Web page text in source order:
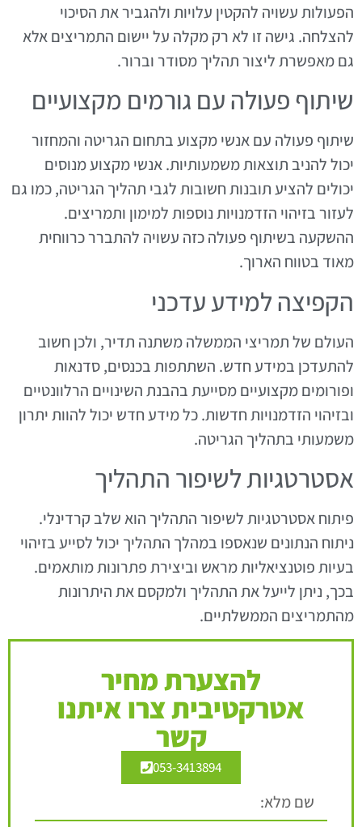
הפעולות עשויה להקטין עלויות ולהגביר את הסיכוי
להצלחה. גישה זו לא רק מקלה על יישום התמריצים אלא
גם מאפשרת ליצור תהליך מסודר וברור.
שיתוף פעולה עם גורמים מקצועיים
שיתוף פעולה עם אנשי מקצוע בתחום הגריטה והמחזור
יכול להניב תוצאות משמעותיות. אנשי מקצוע מנוסים
יכולים להציע תובנות חשובות לגבי תהליך הגריטה, כמו גם
לעזור בזיהוי הזדמנויות נוספות למימון ותמריצים.
ההשקעה בשיתוף פעולה כזה עשויה להתברר כרווחית
מאוד בטווח הארוך.
הקפיצה למידע עדכני
העולם של תמריצי הממשלה משתנה תדיר, ולכן חשוב
להתעדכן במידע חדש. השתתפות בכנסים, סדנאות
ופורומים מקצועיים מסייעת בהבנת השינויים הרלוונטיים
ובזיהוי הזדמנויות חדשות. כל מידע חדש יכול להוות יתרון
משמעותי בתהליך הגריטה.
אסטרטגיות לשיפור התהליך
פיתוח אסטרטגיות לשיפור התהליך הוא שלב קרדינלי.
ניתוח הנתונים שנאספו במהלך התהליך יכול לסייע בזיהוי
בעיות פוטנציאליות מראש וביצירת פתרונות מותאמים.
בכך, ניתן לייעל את התהליך ולמקסם את היתרונות
מהתמריצים הממשלתיים.
להצערת מחיר
אטרקטיבית צרו איתנו
קשר
053-3413894